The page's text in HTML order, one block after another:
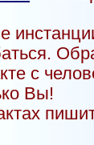
с
Вы!